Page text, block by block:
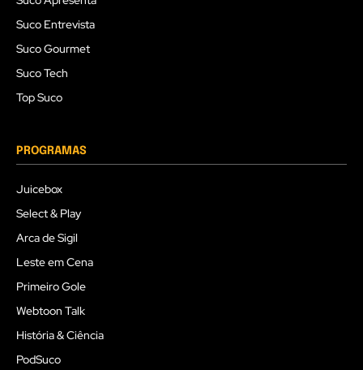
Suco Entrevista
Suco Gourmet
Suco Tech
Top Suco
PROGRAMAS
Juicebox
Select & Play
Arca de Sigil
Leste em Cena
Primeiro Gole
Webtoon Talk
História & Ciência
PodSuco